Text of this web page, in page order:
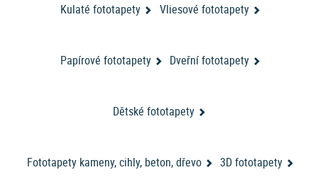
nabízíme širokou škálu nejrůznějších motivů, velmi oblíbené jsou
osobitý vzhled, dopřejte si vysoce kvalitní fototapetu . Některé vícedílné
fototapety dodáváme také s lepidlem v balení. Návod,
jak nalepit
fototapety do kuchyně.
fototapet?Zde najdete levné fototapety, které jsou ihned k
odběru nebo k odeslání.
Kulaté fototapety Vliesové fototapety
Papírové fototapety Dveřní fototapety
Dětské fototapety
Fototapety kameny, cihly, beton, dřevo 3D fototapety